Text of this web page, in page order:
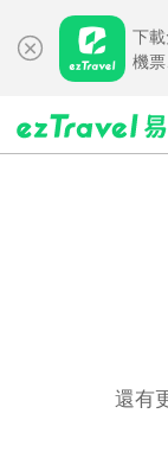
下
機
還有